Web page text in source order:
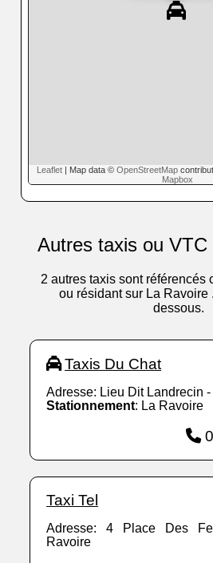
Leaflet | Map data © OpenStreetMap
Mapbox
Autres taxis ou
2 autres taxis sont référencés
ou résidant sur La Ravoire
dessous.
Taxis Du Chat
Adresse: Lieu Dit Landrecin
Stationnement: La Ravoire
Taxi Tel
Adresse: 4 Place Des
Ravoire